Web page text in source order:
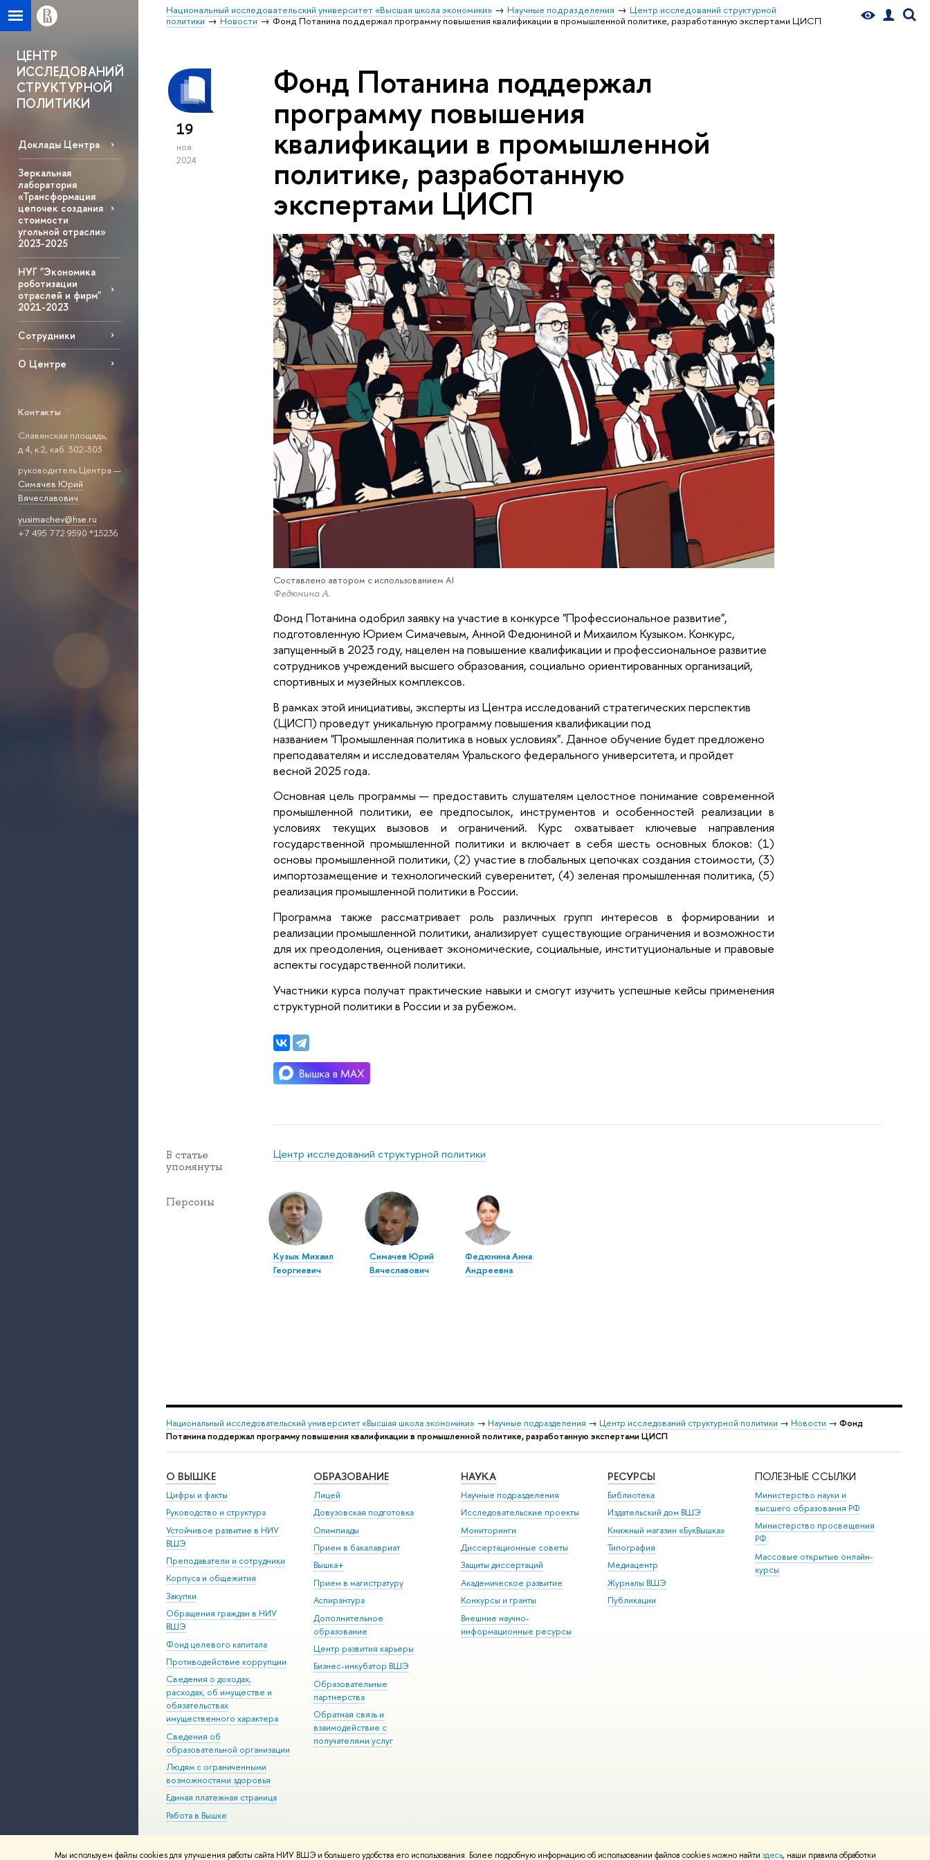
Мы используем файлы cookies для улучшения работы сайта НИУ ВШЭ и большего удобства его использования. Более подробную информацию об использовании файлов cookies можно найти здесь, наши правила обработки
Национальный исследовательский университет «Высшая школа экономики» Научные подразделения
Центр исследований структурной
политики
Новости Фонд Потанина поддержал программу повышения квалификации в промышленной политике, разработанную экспертами ЦИСП
ЦЕНТР
ИССЛЕДОВАНИЙ
СТРУКТУРНОЙ
ПОЛИТИКИ
Доклады Центра
Зеркальная
лаборатория
«Трансформация
цепочек создания
стоимости
угольной отрасли»
2023-2025
НУГ "Экономика
роботизации
отраслей и фирм"
2021-2023
Сотрудники
О Центре
Контакты
Славянская площадь,
д.4, к.2, каб. 302-303
руководитель Центра —
Симачев Юрий
Вячеславович
yusimachev@hse.ru
+7 495 772 9590 *15236
19
ноя
2024
Фонд Потанина поддержал
программу повышения
квалификации в промышленной
политике, разработанную
экспертами ЦИСП
Составлено автором с использованием AI
Федюнина А.
Фонд Потанина одобрил заявку на участие в конкурсе "Профессиональное развитие",
подготовленную Юрием Симачевым, Анной Федюниной и Михаилом Кузыком. Конкурс,
запущенный в 2023 году, нацелен на повышение квалификации и профессиональное развитие
сотрудников учреждений высшего образования, социально ориентированных организаций,
спортивных и музейных комплексов.
В рамках этой инициативы, эксперты из Центра исследований стратегических перспектив
(ЦИСП) проведут уникальную программу повышения квалификации под
названием "Промышленная политика в новых условиях". Данное обучение будет предложено
преподавателям и исследователям Уральского федерального университета, и пройдет
весной 2025 года.
Основная цель программы — предоставить слушателям целостное понимание современной
промышленной политики, ее предпосылок, инструментов и особенностей реализации в
условиях текущих вызовов и ограничений. Курс охватывает ключевые направления
государственной промышленной политики и включает в себя шесть основных блоков: (1)
основы промышленной политики, (2) участие в глобальных цепочках создания стоимости, (3)
импортозамещение и технологический суверенитет, (4) зеленая промышленная политика, (5)
реализация промышленной политики в России.
Программа также рассматривает роль различных групп интересов в формировании и
реализации промышленной политики, анализирует существующие ограничения и возможности
для их преодоления, оценивает экономические, социальные, институциональные и правовые
аспекты государственной политики.
Участники курса получат практические навыки и смогут изучить успешные кейсы применения
структурной политики в России и за рубежом.
В статье
упомянуты
Центр исследований структурной политики
Персоны
Кузык Михаил
Георгиевич
Симачев Юрий
Вячеславович
Федюнина Анна
Андреевна
Национальный исследовательский университет «Высшая школа экономики» → Научные подразделения → Центр исследований структурной политики → Новости → Фонд
Потанина поддержал программу повышения квалификации в промышленной политике, разработанную экспертами ЦИСП
О ВЫШКЕ
Цифры и факты
Руководство и структура
Устойчивое развитие в НИУ
ВШЭ
Преподаватели и сотрудники
Корпуса и общежития
Закупки
Обращения граждан в НИУ
ВШЭ
Фонд целевого капитала
Противодействие коррупции
Сведения о доходах,
расходах, об имуществе и
обязательствах
имущественного характера
Сведения об
образовательной организации
Людям с ограниченными
возможностями здоровья
Единая платежная страница
Работа в Вышке
ОБРАЗОВАНИЕ
Лицей
Довузовская подготовка
Олимпиады
Прием в бакалавриат
Вышка+
Прием в магистратуру
Аспирантура
Дополнительное
образование
Центр развития карьеры
Бизнес-инкубатор ВШЭ
Образовательные
партнерства
Обратная связь и
взаимодействие с
получателями услуг
НАУКА
Научные подразделения
Исследовательские проекты
Мониторинги
Диссертационные советы
Защиты диссертаций
Академическое развитие
Конкурсы и гранты
Внешние научно-
информационные ресурсы
РЕСУРСЫ
Библиотека
Издательский дом ВШЭ
Книжный магазин «БукВышка»
Типография
Медиацентр
Журналы ВШЭ
Публикации
ПОЛЕЗНЫЕ ССЫЛКИ
Министерство науки и
высшего образования РФ
Министерство просвещения
РФ
Массовые открытые онлайн-
курсы
© НИУ ВШЭ 1993–2026 Адреса и контакты Условия использования материалов Политика конфиденциальности Карта сайта